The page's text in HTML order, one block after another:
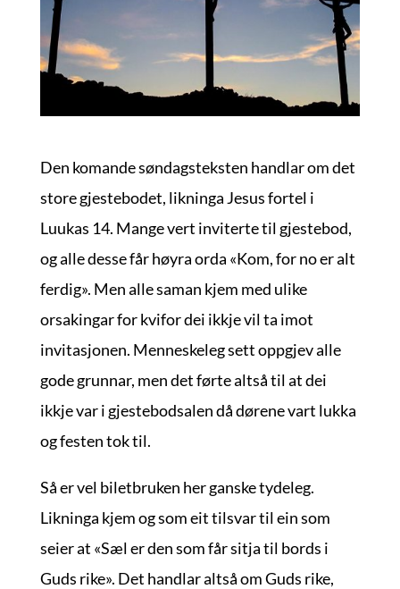
Den komande søndagsteksten handlar om det
store gjestebodet, likninga Jesus fortel i
Luukas 14. Mange vert inviterte til gjestebod,
og alle desse får høyra orda «Kom, for no er alt
ferdig». Men alle saman kjem med ulike
orsakingar for kvifor dei ikkje vil ta imot
invitasjonen. Menneskeleg sett oppgjev alle
gode grunnar, men det førte altså til at dei
ikkje var i gjestebodsalen då dørene vart lukka
og festen tok til.
Så er vel biletbruken her ganske tydeleg.
Likninga kjem og som eit tilsvar til ein som
seier at «Sæl er den som får sitja til bords i
Guds rike». Det handlar altså om Guds rike,